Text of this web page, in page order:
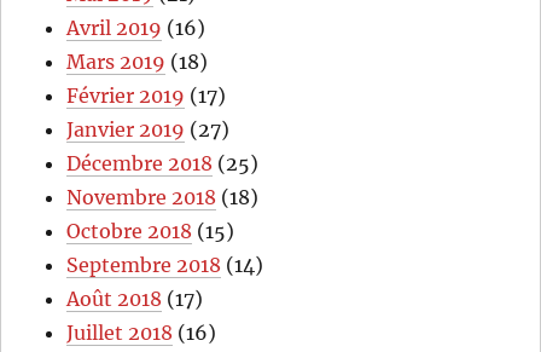
Avril 2019 (16)
Mars 2019 (18)
Février 2019 (17)
Janvier 2019 (27)
Décembre 2018 (25)
Novembre 2018 (18)
Octobre 2018 (15)
Septembre 2018 (14)
Août 2018 (17)
Juillet 2018 (16)